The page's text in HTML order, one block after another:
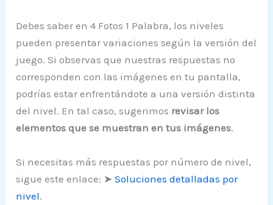
Debes saber en 4 Fotos 1 Palabra, los niveles
pueden presentar variaciones según la versión del
juego. Si observas que nuestras respuestas no
corresponden con las imágenes en tu pantalla,
podrías estar enfrentándote a una versión distinta
del nivel. En tal caso, sugerimos revisar los
elementos que se muestran en tus imágenes.
Si necesitas más respuestas por número de nivel,
sigue este enlace: ➤Soluciones detalladas por
nivel.